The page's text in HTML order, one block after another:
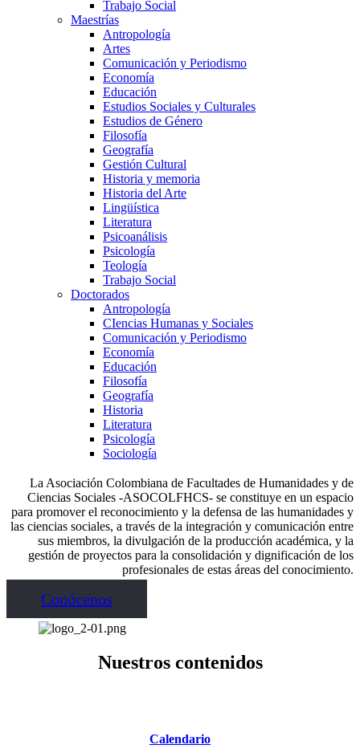
Trabajo Social
Maestrías
Antropología
Artes
Comunicación y Periodismo
Economía
Educación
Estudios Sociales y Culturales
Estudios de Género
Filosofía
Geografía
Gestión Cultural
Historia y memoria
Historia del Arte
Lingüística
Literatura
Psicoanálisis
Psicología
Teología
Trabajo Social
Doctorados
Antropología
CIencias Humanas y Sociales
Comunicación y Periodismo
Economía
Educación
Filosofía
Geografía
Historia
Literatura
Psicología
Sociología
La Asociación Colombiana de Facultades de Humanidades y de
Ciencias Sociales -ASOCOLFHCS- se constituye en un espacio
para promover el reconocimiento y la defensa de las humanidades y
las ciencias sociales, a través de la integración y comunicación entre
sus miembros, la divulgación de la producción académica, y la
gestión de proyectos para la consolidación y dignificación de los
profesionales de estas áreas del conocimiento.
Conócenos
Nuestros contenidos
Calendario